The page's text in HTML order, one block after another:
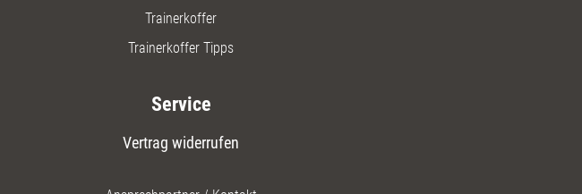
Trainerkoffer
Trainerkoffer Tipps
Service
Vertrag widerrufen